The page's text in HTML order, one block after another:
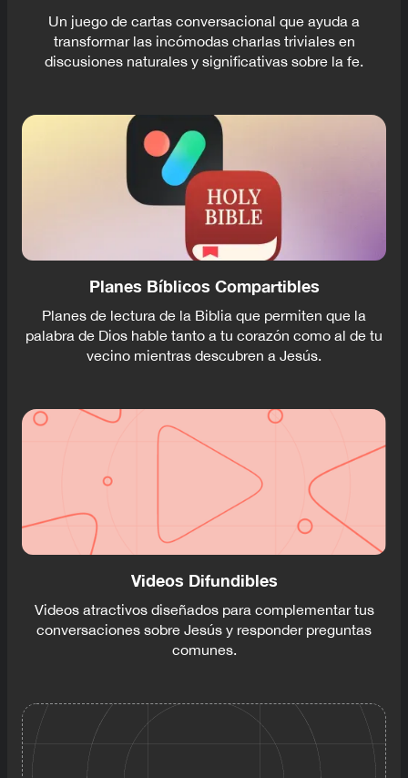
Un juego de cartas conversacional que ayuda a
transformar las incómodas charlas triviales en
discusiones naturales y significativas sobre la fe.
Planes Bíblicos Compartibles
Planes de lectura de la Biblia que permiten que la
palabra de Dios hable tanto a tu corazón como al de tu
vecino mientras descubren a Jesús.
Videos Difundibles
Videos atractivos diseñados para complementar tus
conversaciones sobre Jesús y responder preguntas
comunes.